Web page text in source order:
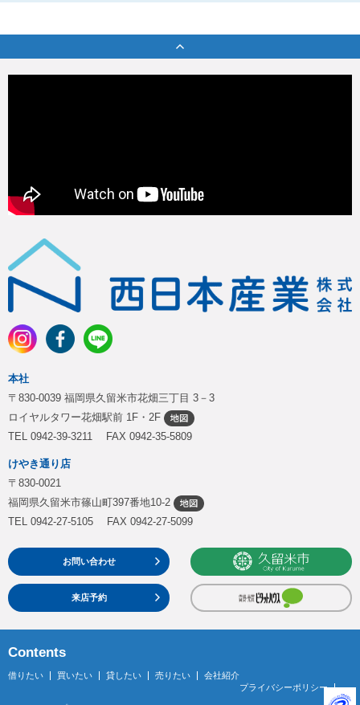
本社
〒830-0039 福岡県久留米市花畑三丁目 3－3
ロイヤルタワー花畑駅前 1F・2F
TEL 0942-39-3211 FAX 0942-35-5809
けやき通り店
〒830-0021
福岡県久留米市篠山町397番地10-2
TEL 0942-27-5105 FAX 0942-27-5099
お問い合わせ
来店予約
Contents
借りたい 買いたい 貸したい 売りたい
会社紹介
プライバシーポリシー